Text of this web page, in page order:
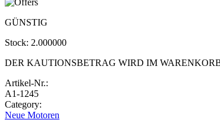
GÜNSTIG
Stock: 2.000000
DER KAUTIONSBETRAG WIRD IM
Artikel-Nr.:
A1-1245
Category:
Neue Motoren